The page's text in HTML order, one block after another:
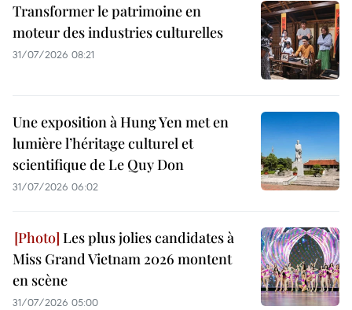
Transformer le patrimoine en
moteur des industries culturelles
31/07/2026 08:21
Une exposition à Hung Yen met en
lumière l’héritage culturel et
scientifique de Le Quy Don
31/07/2026 06:02
Les plus jolies candidates à
Miss Grand Vietnam 2026 montent
en scène
31/07/2026 05:00